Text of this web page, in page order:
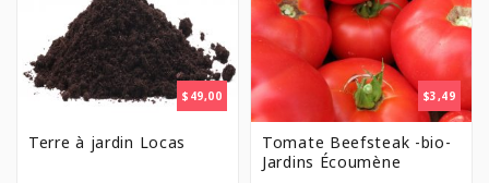
$ 49,00
Terre à jardin Locas
$3,49
Tomate Beefsteak -bio-
Jardins Écoumène